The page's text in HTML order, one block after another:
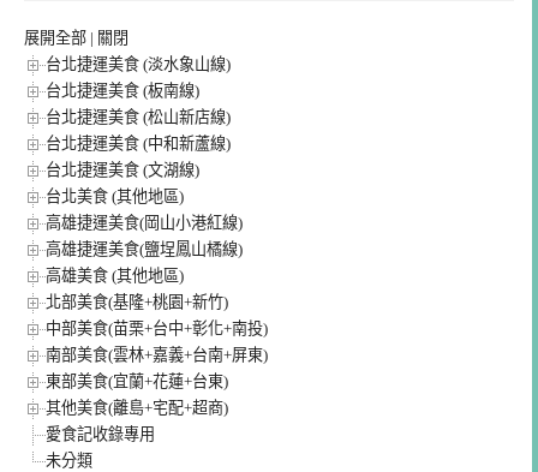
展開全部 | 關閉
台北捷運美食 (淡水象山線)
台北捷運美食 (板南線)
台北捷運美食 (松山新店線)
台北捷運美食 (中和新蘆線)
台北捷運美食 (文湖線)
台北美食 (其他地區)
高雄捷運美食(岡山小港紅線)
高雄捷運美食(鹽埕鳳山橘線)
高雄美食 (其他地區)
北部美食(基隆+桃園+新竹)
中部美食(苗栗+台中+彰化+南投)
南部美食(雲林+嘉義+台南+屏東)
東部美食(宜蘭+花蓮+台東)
其他美食(離島+宅配+超商)
愛食記收錄專用
未分類